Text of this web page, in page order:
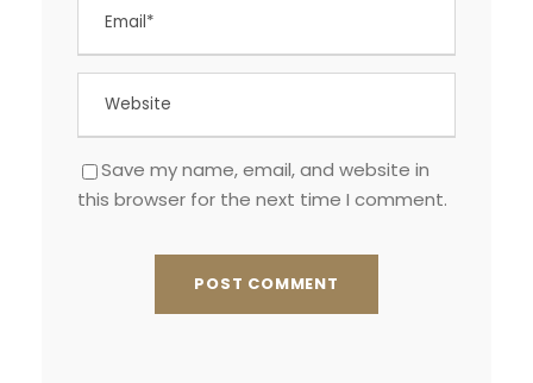
Save my name, email, and website in
this browser for the next time I comment.